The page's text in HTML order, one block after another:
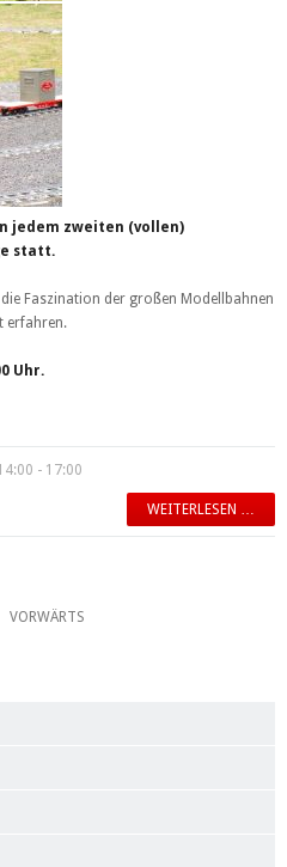
jedem zweiten (vollen)
statt.
Faszination der großen Modellbahnen
erfahren.
Uhr.
- 17:00
WEITERLESEN …
VORWÄRTS